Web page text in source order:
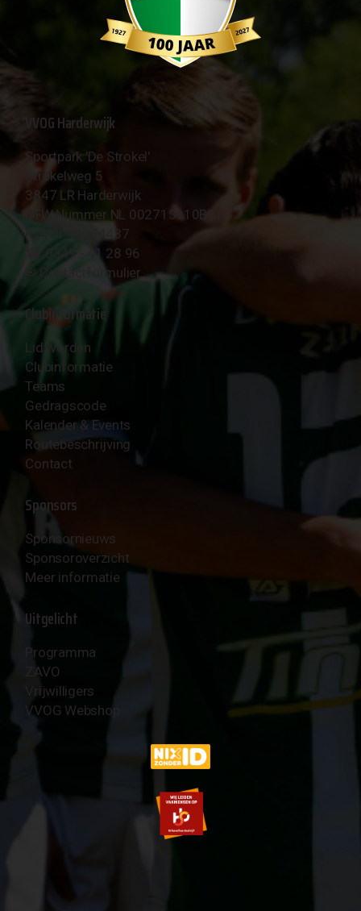
VVOG Harderwijk
Sportpark 'De Strokel'
Strokelweg 5
3847 LR Harderwijk
BTW Nummer NL 002715910B01
KvK Nr 40094437
☎︎ 0341 - 41 28 96
✉︎ Contactformulier
Clubinformatie
Lid worden
Clubinformatie
Teams
Gedragscode
Kalender & Events
Routebeschrijving
Contact
Sponsors
Sponsornieuws
Sponsoroverzicht
Meer informatie
Uitgelicht
Programma
ZAVO
Vrijwilligers
VVOG Webshop